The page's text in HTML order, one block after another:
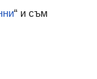
“ и съм